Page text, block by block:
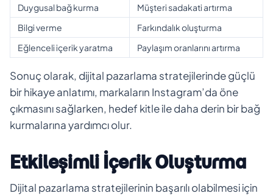
Duygusal bağ kurma
Müşteri sadakati artırma
Bilgi verme
Farkındalık oluşturma
Eğlenceli içerik yaratma
Paylaşım oranlarını artırma
Sonuç olarak, dijital pazarlama stratejilerinde güçlü
bir hikaye anlatımı, markaların Instagram’da öne
çıkmasını sağlarken, hedef kitle ile daha derin bir bağ
kurmalarına yardımcı olur.
Etkileşimli İçerik Oluşturma
Dijital pazarlama stratejilerinin başarılı olabilmesi için